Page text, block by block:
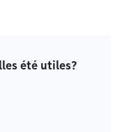
été utiles?